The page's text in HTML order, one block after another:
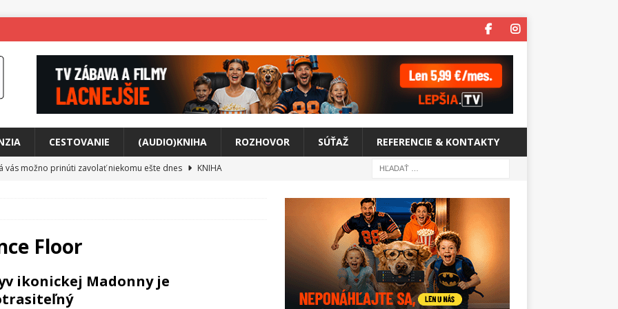
CESTOVANIE (AUDIO)KNIHA ROZHOVOR SÚŤAŽ REFERENCIE & KONTAKTY
vás možno prinúti zavolať niekomu ešte dnes
KNIHA
rozchod
cestou na Monte Mabu
svet plný tajomstiev
FILM
Floor
ikonickej Madonny je